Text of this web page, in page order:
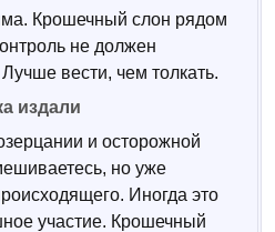
Крошечный слон рядом
не должен
вести, чем толкать.
издали
и осторожной
но уже
Иногда это
участие. Крошечный